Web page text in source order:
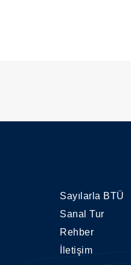
Sayılarla BTÜ
Sanal Tur
Rehber
İletişim